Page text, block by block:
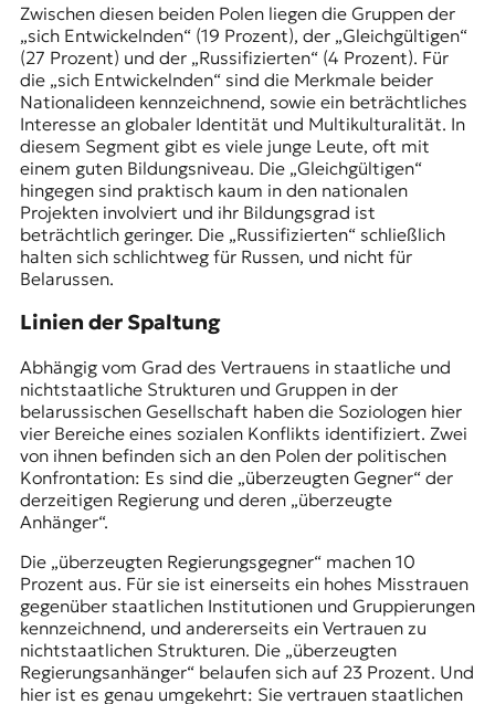
Zwischen diesen beiden Polen liegen die Gruppen der
„sich Entwickelnden“ (19 Prozent), der „Gleichgültigen“
(27 Prozent) und der „Russifizierten“ (4 Prozent). Für
die „sich Entwickelnden“ sind die Merkmale beider
Nationalideen kennzeichnend, sowie ein beträchtliches
Interesse an globaler Identität und Multikulturalität. In
diesem Segment gibt es viele junge Leute, oft mit
einem guten Bildungsniveau. Die „Gleichgültigen“
hingegen sind praktisch kaum in den nationalen
Projekten involviert und ihr Bildungsgrad ist
beträchtlich geringer. Die „Russifizierten“ schließlich
halten sich schlichtweg für Russen, und nicht für
Belarussen.
Linien der Spaltung
Abhängig vom Grad des Vertrauens in staatliche und
nichtstaatliche Strukturen und Gruppen in der
belarussischen Gesellschaft haben die Soziologen hier
vier Bereiche eines sozialen Konflikts identifiziert. Zwei
von ihnen befinden sich an den Polen der politischen
Konfrontation: Es sind die „überzeugten Gegner“ der
derzeitigen Regierung und deren „überzeugte
Anhänger“.
Die „überzeugten Regierungsgegner“ machen 10
Prozent aus. Für sie ist einerseits ein hohes Misstrauen
gegenüber staatlichen Institutionen und Gruppierungen
kennzeichnend, und andererseits ein Vertrauen zu
nichtstaatlichen Strukturen. Die „überzeugten
Regierungsanhänger“ belaufen sich auf 23 Prozent. Und
hier ist es genau umgekehrt: Sie vertrauen staatlichen